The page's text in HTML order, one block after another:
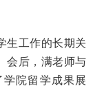
生工作的长期关
会后，满老师与
学院留学成果展